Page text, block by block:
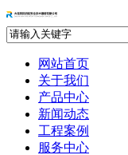
网站首页
关于我们
产品中心
新闻动态
工程案例
服务中心